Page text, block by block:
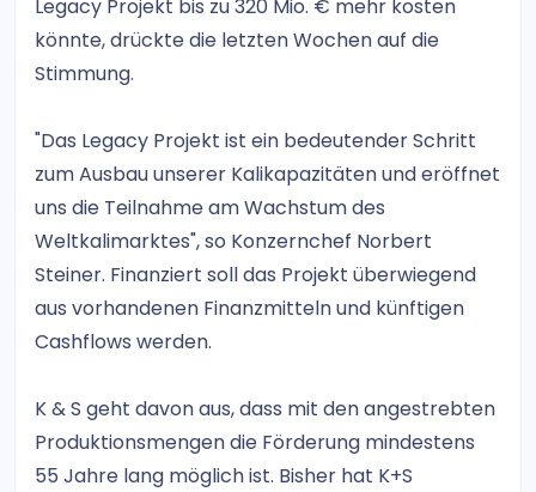
Legacy Projekt bis zu 320 Mio. € mehr kosten
könnte, drückte die letzten Wochen auf die
Stimmung.
"Das Legacy Projekt ist ein bedeutender Schritt
zum Ausbau unserer Kalikapazitäten und eröffnet
uns die Teilnahme am Wachstum des
Weltkalimarktes", so Konzernchef Norbert
Steiner. Finanziert soll das Projekt überwiegend
aus vorhandenen Finanzmitteln und künftigen
Cashflows werden.
K & S geht davon aus, dass mit den angestrebten
Produktionsmengen die Förderung mindestens
55 Jahre lang möglich ist. Bisher hat K+S